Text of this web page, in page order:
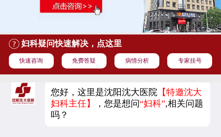
妇科疑问快速解决，点这里
快速咨询 免费答疑 病情分析 专家挂号
您好，这里是沈阳沈大医院 【特邀沈大
妇科主任】
，您是想问“妇科”,相关问题
吗？